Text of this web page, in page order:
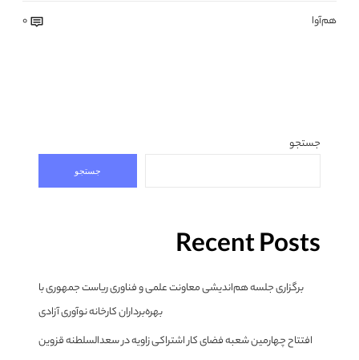
هم‌آوا 0
جستجو
جستجو
Recent Posts
برگزاری جلسه هم‌اندیشی معاونت علمی و فناوری ریاست جمهوری با
بهره‌برداران کارخانه نوآوری آزادی
افتتاح چهارمین شعبه فضای کار اشتراکی زاویه در سعدالسلطنه قزوین